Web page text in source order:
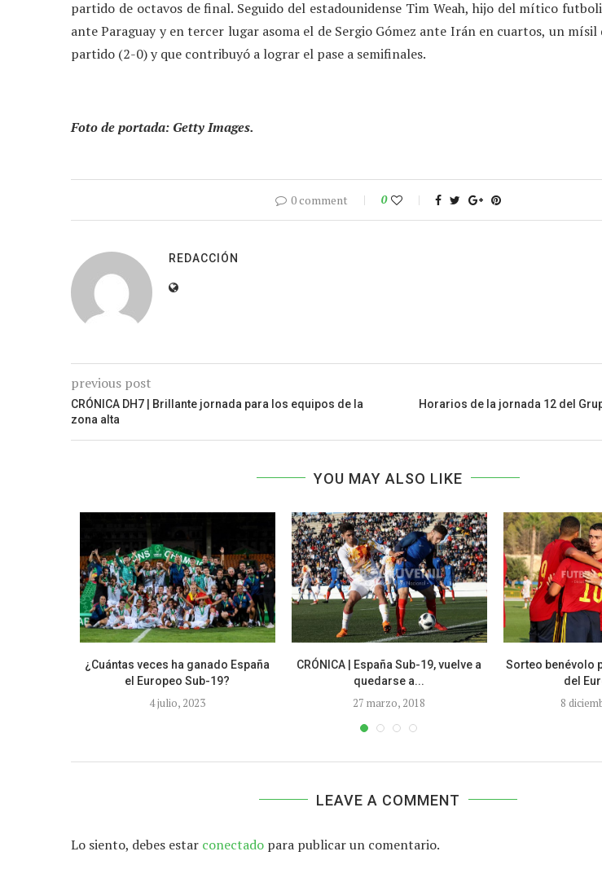
partido de octavos de final. Seguido del estadounidense Tim Weah, hijo del mítico
ante Paraguay y en tercer lugar asoma el de Sergio Gómez ante Irán en cuartos, un
partido (2-0) y que contribuyó a lograr el pase a semifinales.
Foto de portada: Getty Images.
0 comment 0
REDACCIÓN
previous post
CRÓNICA DH7 | Brillante jornada para los equipos de la
zona alta
Horarios de la jornada 12 del
YOU MAY ALSO LIKE
¿Cuántas veces ha ganado España
el Europeo Sub-19?
4 julio, 2023
CRÓNICA | España Sub-19, vuelve a
quedarse a...
27 marzo, 2018
Sorteo benévolo
del
8
LEAVE A COMMENT
Lo siento, debes estar conectado para publicar un comentario.